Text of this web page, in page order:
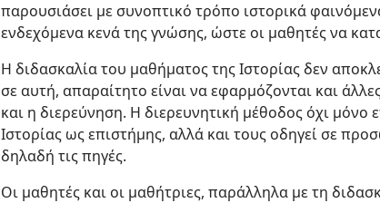
παρουσιάσει με συνοπτικό τρόπο ιστορικά
ενδεχόμενα κενά της γνώσης, ώστε οι μαθητές να
Η διδασκαλία του μαθήματος της Ιστορίας δεν
σε αυτή, απαραίτητο είναι να εφαρμόζονται και
και η διερεύνηση. Η διερευνητική μέθοδος όχι
Ιστορίας ως επιστήμης, αλλά και τους οδηγεί σε
δηλαδή τις πηγές.
Οι μαθητές και οι μαθήτριες, παράλληλα με τη